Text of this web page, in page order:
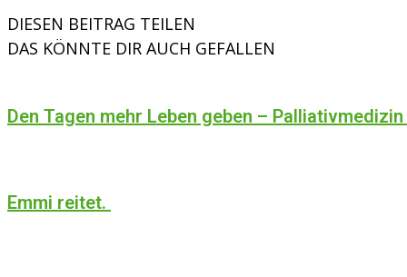
DIESEN BEITRAG TEILEN
DAS KÖNNTE DIR AUCH GEFALLEN
Den Tagen mehr Leben geben –
Emmi reitet.